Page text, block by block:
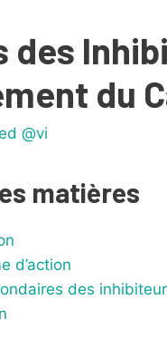
des
du
@vi
matières
d’action
des